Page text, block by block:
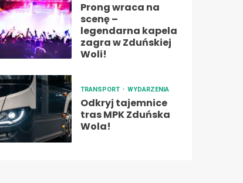
Prong wraca na
scenę –
legendarna kapela
zagra w Zduńskiej
Woli!
TRANSPORT WYDARZENIA
Odkryj tajemnice
tras MPK Zduńska
Wola!